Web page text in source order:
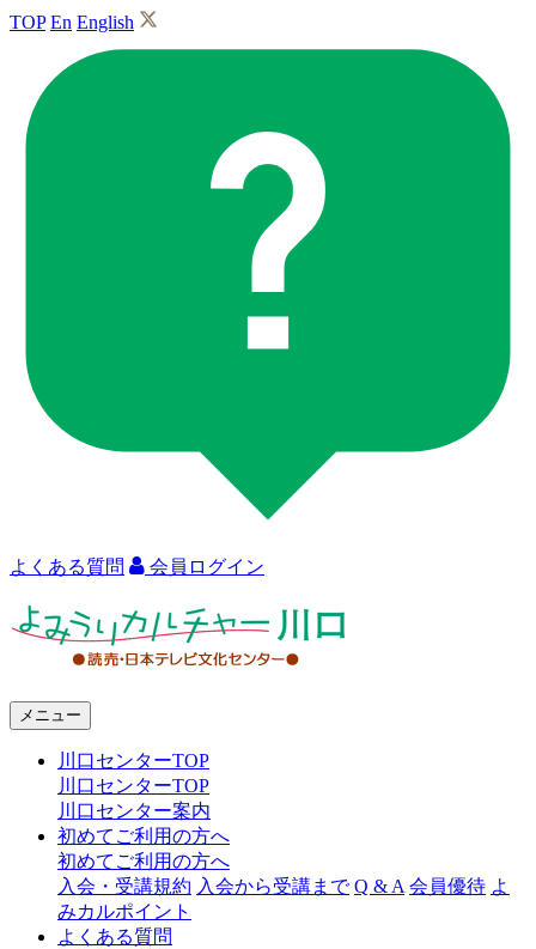
TOP En English
よくある質問 会員ログイン
ャ
メニュー
川口センターTOP
川口センターTOP
川口センター案内
初めてご利用の方へ
初めてご利用の方へ
入会・受講規約 入会から受講まで Q & A 会員優待 よ
みカルポイント
よくある質問